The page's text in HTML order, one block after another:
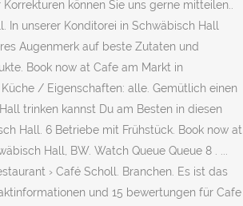
können Sie uns gerne mitteilen..
In unserer Konditorei in Schwäbisch Hall
Augenmerk auf beste Zutaten und
Book now at Cafe am Markt in
/ Eigenschaften: alle. Gemütlich einen
trinken kannst Du am Besten in diesen
Hall. 6 Betriebe mit Frühstück. Book now at
Hall, BW. Watch Queue Queue 8 . ...
› Café Scholl. Branchen. Es ist das
und 15 bewertungen für Cafe